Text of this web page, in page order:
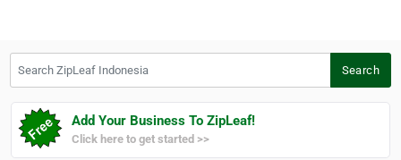
Search
Add Your Business To ZipLeaf!
Click here to get started >>